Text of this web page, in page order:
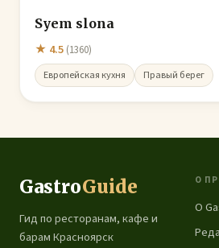
Syem slona
★ 4.5 (1360)
Европейская кухня Правый берег
GastroGuide
Гид по ресторанам, кафе и
барам Красноярск
О
О